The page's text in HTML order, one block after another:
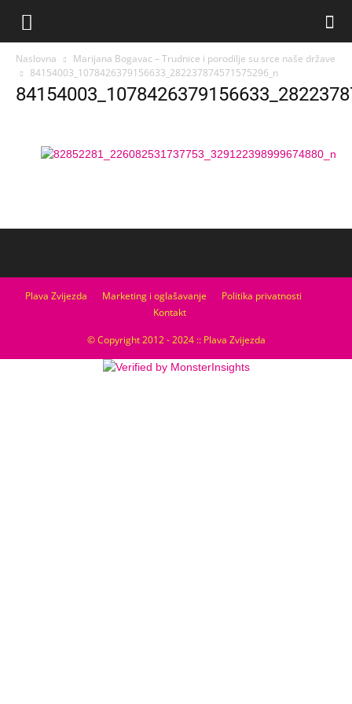
Naslovna
Marijana Bogavac – Trudnice i porodilje su srce naše države
84154003_1078426379156633_282237874571575296_n
Plava Zvijezda Marketing i oglašavanje
Politika privatnosti
Kontakt
© Copyright 2012 - 2024 :: Plava Zvijezda